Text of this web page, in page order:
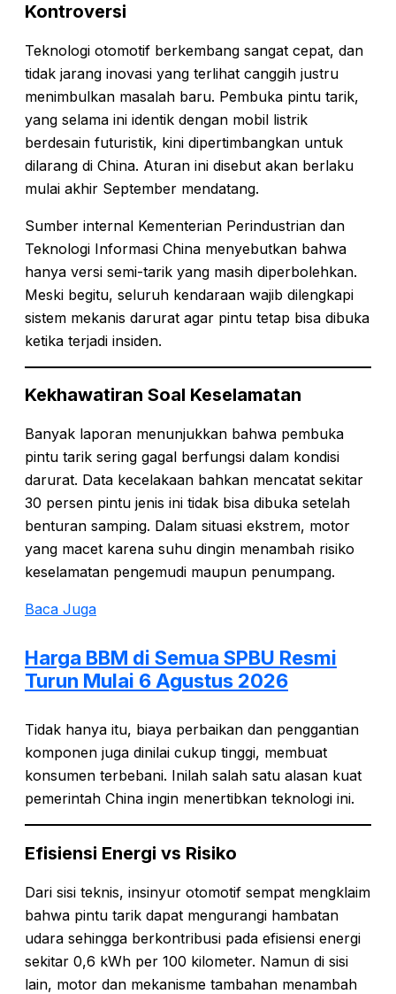
Kontroversi
Teknologi otomotif berkembang sangat cepat, dan
tidak jarang inovasi yang terlihat canggih justru
menimbulkan masalah baru. Pembuka pintu tarik,
yang selama ini identik dengan mobil listrik
berdesain futuristik, kini dipertimbangkan untuk
dilarang di China. Aturan ini disebut akan berlaku
mulai akhir September mendatang.
Sumber internal Kementerian Perindustrian dan
Teknologi Informasi China menyebutkan bahwa
hanya versi semi-tarik yang masih diperbolehkan.
Meski begitu, seluruh kendaraan wajib dilengkapi
sistem mekanis darurat agar pintu tetap bisa dibuka
ketika terjadi insiden.
Kekhawatiran Soal Keselamatan
Banyak laporan menunjukkan bahwa pembuka
pintu tarik sering gagal berfungsi dalam kondisi
darurat. Data kecelakaan bahkan mencatat sekitar
30 persen pintu jenis ini tidak bisa dibuka setelah
benturan samping. Dalam situasi ekstrem, motor
yang macet karena suhu dingin menambah risiko
keselamatan pengemudi maupun penumpang.
Baca Juga
Harga BBM di Semua SPBU Resmi
Turun Mulai 6 Agustus 2026
Tidak hanya itu, biaya perbaikan dan penggantian
komponen juga dinilai cukup tinggi, membuat
konsumen terbebani. Inilah salah satu alasan kuat
pemerintah China ingin menertibkan teknologi ini.
Efisiensi Energi vs Risiko
Dari sisi teknis, insinyur otomotif sempat mengklaim
bahwa pintu tarik dapat mengurangi hambatan
udara sehingga berkontribusi pada efisiensi energi
sekitar 0,6 kWh per 100 kilometer. Namun di sisi
lain, motor dan mekanisme tambahan menambah